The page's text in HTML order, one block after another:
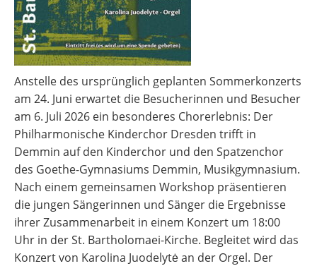
Anstelle des ursprünglich geplanten Sommerkonzerts
am 24. Juni erwartet die Besucherinnen und Besucher
am 6. Juli 2026 ein besonderes Chorerlebnis: Der
Philharmonische Kinderchor Dresden trifft in
Demmin auf den Kinderchor und den Spatzenchor
des Goethe-Gymnasiums Demmin, Musikgymnasium.
Nach einem gemeinsamen Workshop präsentieren
die jungen Sängerinnen und Sänger die Ergebnisse
ihrer Zusammenarbeit in einem Konzert um 18:00
Uhr in der St. Bartholomaei-Kirche. Begleitet wird das
Konzert von Karolina Juodelytė an der Orgel. Der